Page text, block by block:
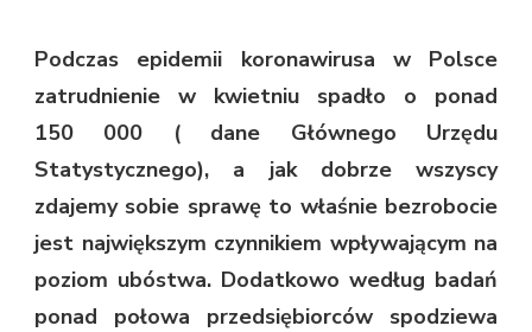
Podczas epidemii koronawirusa w Polsce
zatrudnienie w kwietniu spadło o ponad
150 000 ( dane Głównego Urzędu
Statystycznego), a jak dobrze wszyscy
zdajemy sobie sprawę to właśnie bezrobocie
jest największym czynnikiem wpływającym na
poziom ubóstwa. Dodatkowo według badań
ponad połowa przedsiębiorców spodziewa